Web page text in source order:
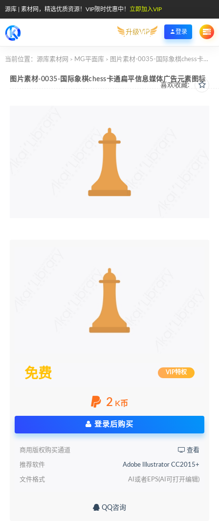
源库 | 素材网，精选优质资源！VIP限时优惠中！ 立即加入VIP
升级VIP 登录
当前位置： 源库素材网 > MG平面库 > 图片素材-0035-国际象棋chess卡通扁平信息媒体广告元素图标
喜欢收藏:
图片素材-0035-国际象棋chess卡通扁平信息媒体广告元素图标
免费 VIP特权
2 K币
登录后购买
商用版权购买通道 查看
推荐软件 Adobe Illustrator CC2015+
文件格式 AI或者EPS(AI可打开编辑)
QQ咨询